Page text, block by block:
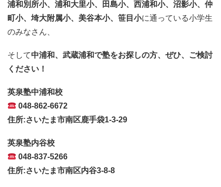
浦和別所小、浦和大里小、
田島小、西浦和小、沼影小、仲
町小、 埼大附属小、美谷本小、笹目小に通っている小学生
のみなさん、
そして中浦和、武蔵浦和で塾をお探しの方、 ぜひ、ご検討
ください！
英泉塾中浦和校
048-862-6672
住所:さいたま市南区鹿手袋1-3-29
英泉塾内谷校
048-837-5266
住所:さいたま市南区内谷3-8-8